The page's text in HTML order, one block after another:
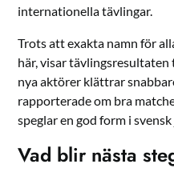
internationella tävlingar.
Trots att exakta namn för
här, visar
nya aktörer klättrar
rapporterade om bra
speglar en god form i
Vad blir nästa